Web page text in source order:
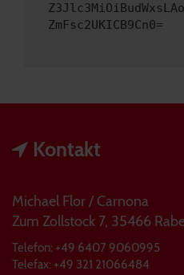
ZmFsc2UKICB9Cn0=
Kontakt
Michael Flor / Carnona
Zum Zollstock 7, 35466
Telefon: +49 6407 9060995
Telefax: +49 321 21066484